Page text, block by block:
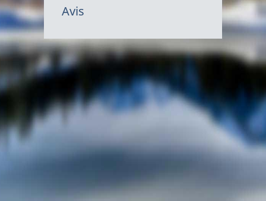
Avis
du
Canada